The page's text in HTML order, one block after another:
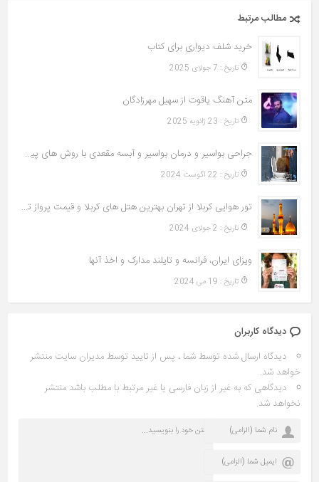
مطالب مرتبط
خرید شلف دیواری برای کتاب
تاريخ : 7 جولای 2025
متن آهنگ یاقوت از سهیل مهرزادگان
تاريخ : 23 ژانویه 2025
جراحی بواسیر و درمان بواسیر و آبسه مقعدی با روش های پیشرفته
تاريخ : 22 آگوست 2024
تور هوایی کربلا از تهران بهترین هتل های کربلا و قیمت پرواز تهران به نجف
تاريخ : 2 جولای 2024
ویزای ایران، فرانسه و تایلند مدارک و اخذ آنها
تاريخ : 19 می 2024
دیدگاه کاربران
دیدگاه ارسال شده توسط شما ، پس از تایید توسط مدیران سایت منتشر
خواهد شد.
دیدگاهی که به غیر از زبان فارسی یا غیر مرتبط با مطلب باشد منتشر
نخواهد شد.